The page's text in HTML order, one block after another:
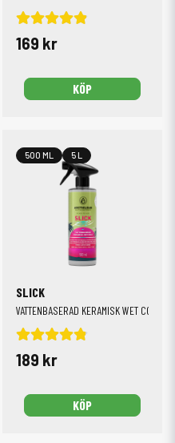
169 kr
KÖP
SLICK
VATTENBASERAD KERAMISK WET COAT
189 kr
KÖP
500 ML 5 L